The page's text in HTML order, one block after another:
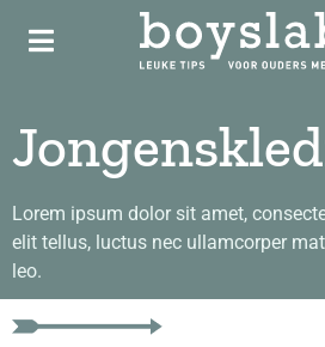
Lorem ipsum dolor sit amet,
elit tellus, luctus nec ullamcorper
leo.